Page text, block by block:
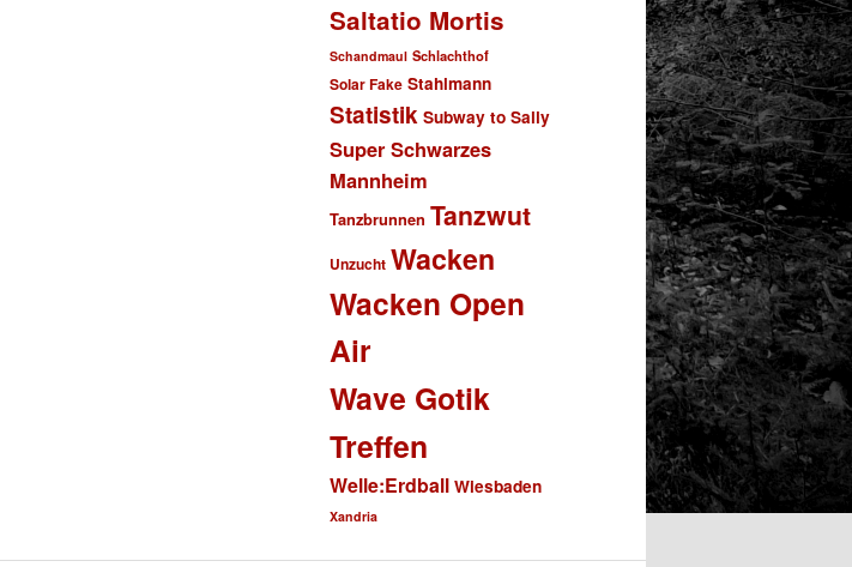
Saltatio Mortis
Schandmaul Schlachthof
Solar Fake Stahlmann
Statistik Subway to Sally
Super Schwarzes
Mannheim
Tanzbrunnen Tanzwut
Unzucht Wacken
Wacken Open
Air
Wave Gotik
Treffen
Welle:Erdball Wiesbaden
Xandria